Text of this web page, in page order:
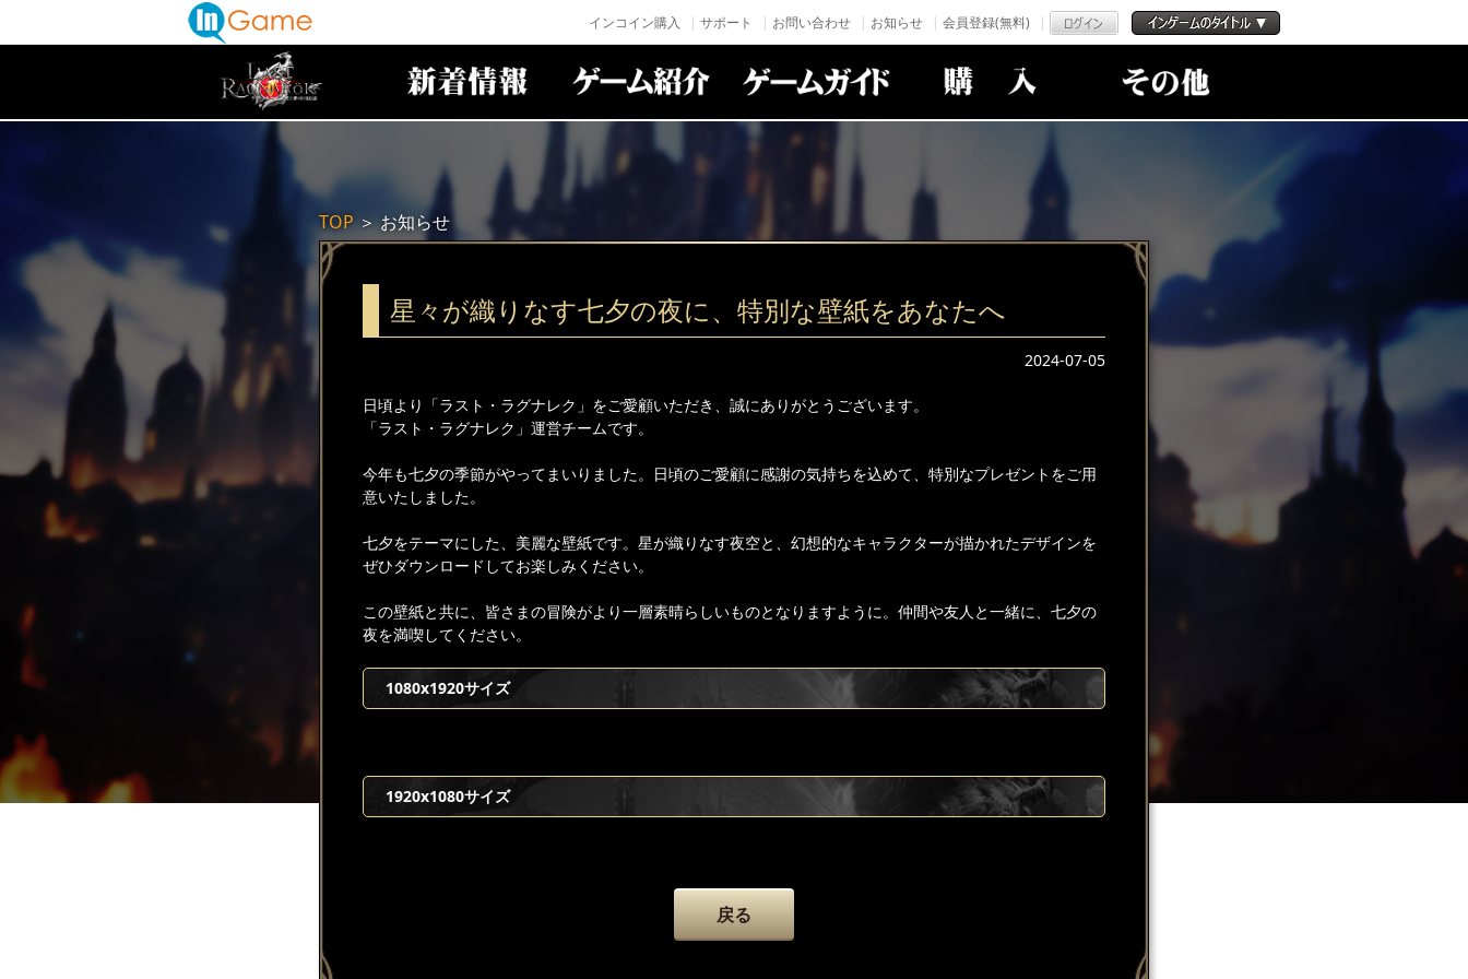
インコイン購入 サポート お問い合わせ お知らせ 会員登録(無料)
TOP＞お知らせ
星々が織りなす七夕の夜に、特別な壁紙をあなたへ
2024-07-05
日頃より「ラスト・ラグナレク」をご愛顧いただき、誠にありがとうございます。
「ラスト・ラグナレク」運営チームです。
今年も七夕の季節がやってまいりました。日頃のご愛顧に感謝の気持ちを込めて、特別なプレゼントをご用
意いたしました。
七夕をテーマにした、美麗な壁紙です。星が織りなす夜空と、幻想的なキャラクターが描かれたデザインを
ぜひダウンロードしてお楽しみください。
この壁紙と共に、皆さまの冒険がより一層素晴らしいものとなりますように。仲間や友人と一緒に、七夕の
夜を満喫してください。
1080x1920サイズ
1920x1080サイズ
戻る